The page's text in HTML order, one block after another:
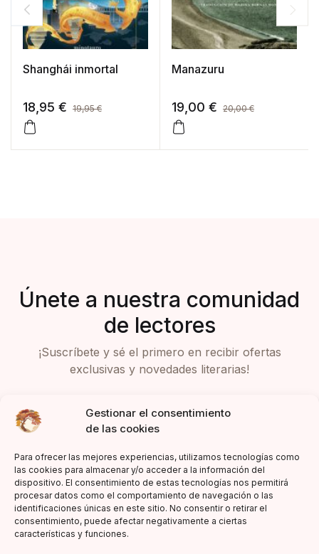
Gestionar el consentimiento
de las cookies
Para ofrecer las mejores experiencias, utilizamos tecnologías como
las cookies para almacenar y/o acceder a la información del
dispositivo. El consentimiento de estas tecnologías nos permitirá
procesar datos como el comportamiento de navegación o las
identificaciones únicas en este sitio. No consentir o retirar el
consentimiento, puede afectar negativamente a ciertas
características y funciones.
Shanghái inmortal
18,95 € 19,95€
Manazuru
19,00 € 20,00€
Únete a nuestra comunidad
de lectores
¡Suscríbete y sé el primero en recibir ofertas
exclusivas y novedades literarias!
Acepto la política de privacidad